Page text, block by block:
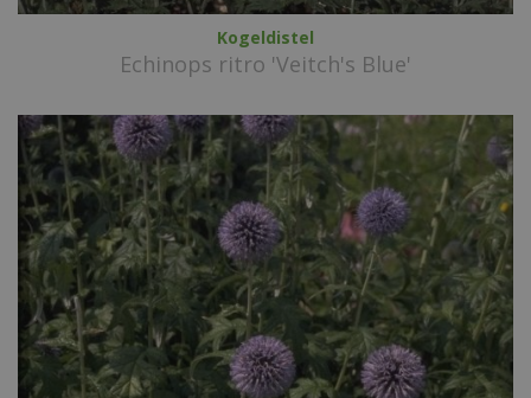
Kogeldistel
Echinops ritro 'Veitch's Blue'